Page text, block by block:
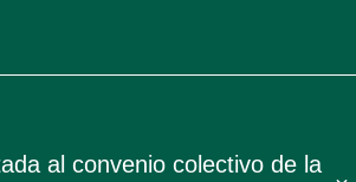
al convenio colectivo de la